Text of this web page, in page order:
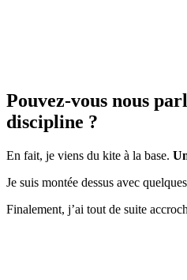
Pouvez-vous nous
discipline ?
En fait, je viens du kite à la base.
Je suis montée dessus avec
Finalement, j’ai tout de suite